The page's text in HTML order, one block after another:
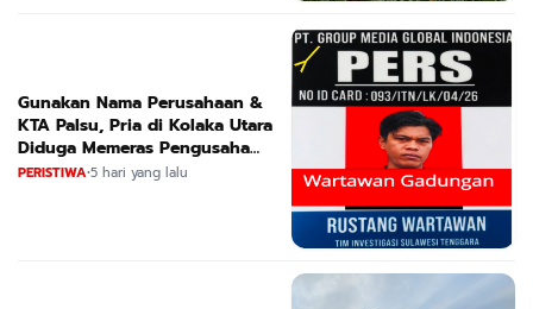
Gunakan Nama Perusahaan &
KTA Palsu, Pria di Kolaka Utara
Diduga Memeras Pengusaha
Tambang dan Minyak
PERISTIWA•5 hari yang lalu